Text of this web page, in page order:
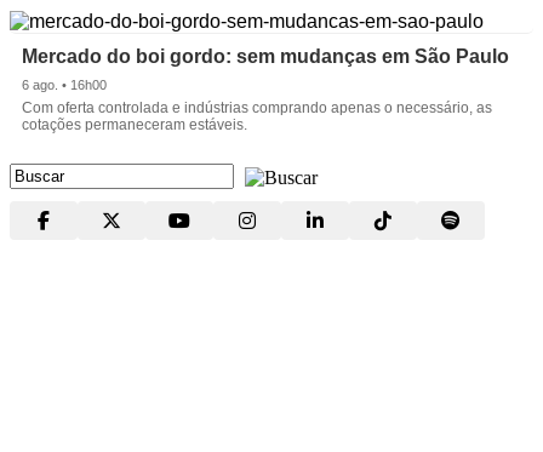
Mercado do boi gordo: sem mudanças em São Paulo
6 ago. • 16h00
Com oferta controlada e indústrias comprando apenas o necessário, as
cotações permaneceram estáveis.